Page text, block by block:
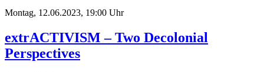
Montag, 12.06.2023, 19:00 Uhr
extrACTIVISM – Two Decolonial
Perspectives